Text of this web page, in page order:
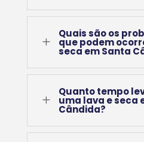
L
Quais são os
que podem
seca em Santa
L
Quanto tempo
uma lava e seca
Cândida?